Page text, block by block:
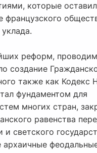
которые
французского
реформ,
создание
также как Кодекс
фундаментом для
многих стран,
равенства
светского
архаичные